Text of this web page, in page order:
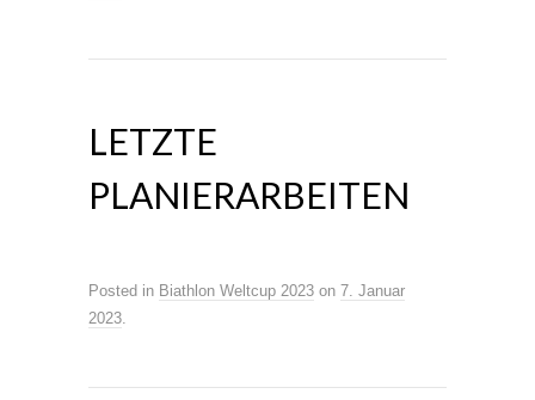
LETZTE
PLANIERARBEITEN
Posted in Biathlon Weltcup 2023 on 7. Januar
2023